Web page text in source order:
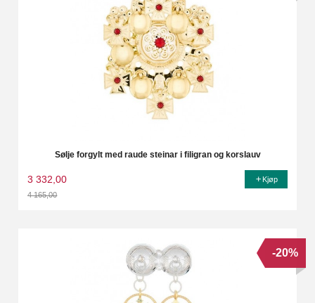
Sølje forgylt med raude steinar i filigran og korslauv
3 332,00
4 165,00
Kjøp
-20%